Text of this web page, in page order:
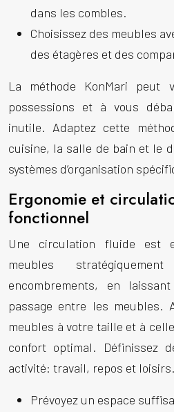
dans les combles.
Choisissez des meubles
des étagères et des
La méthode KonMari
possessions et à vous
inutile. Adaptez cette
cuisine, la salle de bain et le
systèmes d’organisation
Ergonomie et
fonctionnel
Une circulation fluide est
meubles
encombrements, en
passage entre les meubles.
meubles à votre taille et à
confort optimal. Définissez
activité: travail, repos et loisirs.
Prévoyez un espace